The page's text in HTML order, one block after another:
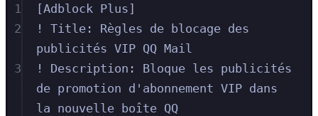
1
[Adblock Plus]
2
! Title: Règles de blocage des
publicités VIP QQ Mail
3
! Description: Bloque les publicités
de promotion d'abonnement VIP dans
la nouvelle boîte QQ